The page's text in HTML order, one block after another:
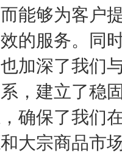
能够为客户
的服务。同
加深了我们
，建立了稳
确保了我们
大宗商品市